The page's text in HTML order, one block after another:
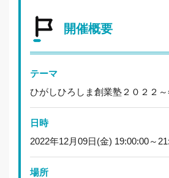
開催概要
テーマ
ひがしひろしま創業塾２０２２
日時
2022年12月09日(金) 19:00:00～
場所